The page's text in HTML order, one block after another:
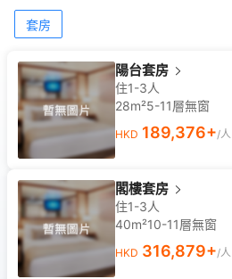
套房
陽台套房
住1-3人
28m²5-11層無窗
HKD 189,376+/人
閣樓套房
住1-3人
40m²10-11層無窗
HKD 316,879+/人